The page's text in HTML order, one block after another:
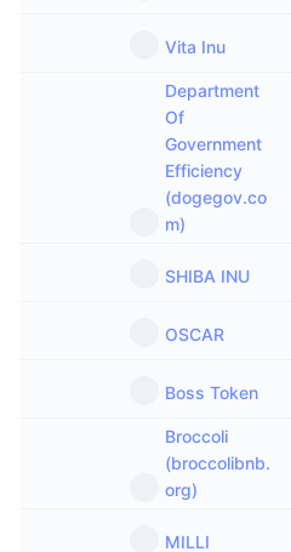
Vita Inu
Department
Of
Government
Efficiency
(dogegov.co
m)
SHIBA INU
OSCAR
Boss Token
Broccoli
(broccolibnb.
org)
MILLI